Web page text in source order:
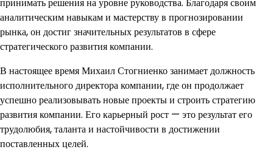
принимать решения на уровне руководства. Благодаря своим
аналитическим навыкам и мастерству в прогнозировании
рынка, он достиг значительных результатов в сфере
стратегического развития компании.
В настоящее время Михаил Стогниенко занимает должность
исполнительного директора компании, где он продолжает
успешно реализовывать новые проекты и строить стратегию
развития компании. Его карьерный рост — это результат его
трудолюбия, таланта и настойчивости в достижении
поставленных целей.